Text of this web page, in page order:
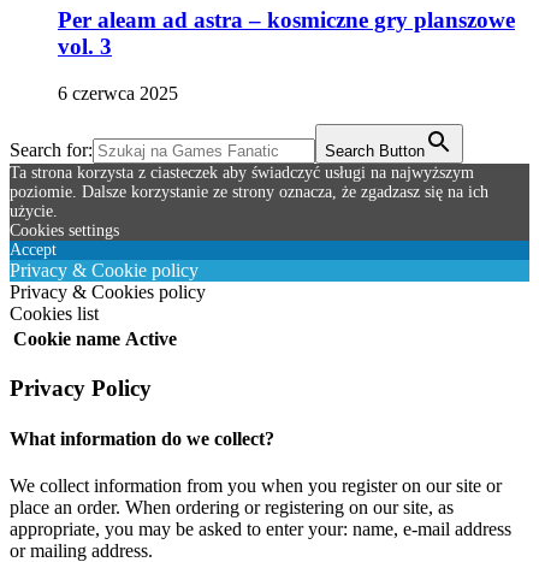
Per aleam ad astra – kosmiczne gry planszowe
vol. 3
6 czerwca 2025
Search for:
Search Button
Ta strona korzysta z ciasteczek aby świadczyć usługi na najwyższym
poziomie. Dalsze korzystanie ze strony oznacza, że zgadzasz się na ich
użycie.
Cookies settings
Accept
Privacy & Cookie policy
Privacy & Cookies policy
Cookies list
Cookie name Active
Privacy Policy
What information do we collect?
We collect information from you when you register on our site or
place an order. When ordering or registering on our site, as
appropriate, you may be asked to enter your: name, e-mail address
or mailing address.